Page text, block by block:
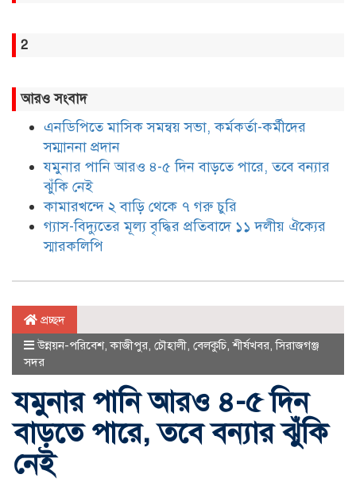
2
আরও সংবাদ
এনডিপিতে মাসিক সমন্বয় সভা, কর্মকর্তা-কর্মীদের
সম্মাননা প্রদান
যমুনার পানি আরও ৪-৫ দিন বাড়তে পারে, তবে বন্যার
ঝুঁকি নেই
কামারখন্দে ২ বাড়ি থেকে ৭ গরু চুরি
গ্যাস-বিদ্যুতের মূল্য বৃদ্ধির প্রতিবাদে ১১ দলীয় ঐক্যের
স্মারকলিপি
প্রচ্ছদ
উন্নয়ন-পরিবেশ,কাজীপুর, চৌহালী, বেলকুচি,শীর্ষখবর,সিরাজগঞ্জ
সদর
যমুনার পানি আরও ৪-৫ দিন
বাড়তে পারে, তবে বন্যার ঝুঁকি
নেই